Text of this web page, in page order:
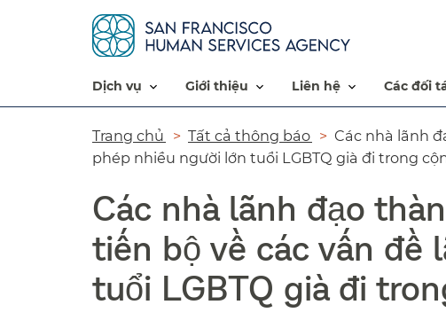
dịch vụ​​ giới thiệu​​ liên hệ​​ các đối
Đường
dẫn​​
Trang chủ​​ Tất cả thông báo​​
Các nhà lãnh
phép nhiều người lớn tuổi LGBTQ già đi trong
Các nhà lãnh đạo
tiến bộ về các vấn đề
tuổi LGBTQ già đi